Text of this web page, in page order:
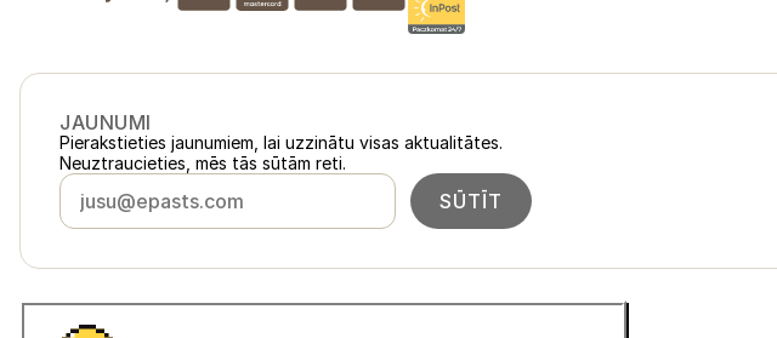
JAUNUMI
Pierakstieties jaunumiem, lai uzzinātu visas aktualitātes.
Neuztraucieties, mēs tās sūtām reti.
SŪTĪT
Latvija